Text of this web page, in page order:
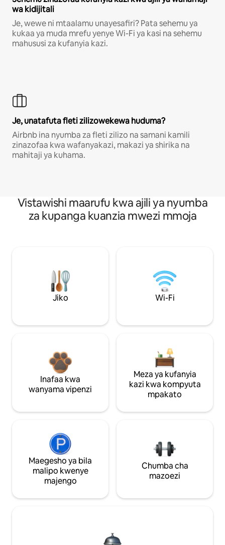
wa kidijitali
Je, wewe ni mtaalamu unayesafiri? Pata sehemu ya
kukaa ya muda mrefu yenye Wi-Fi ya kasi na sehemu
mahususi za kufanyia kazi.
Je, unatafuta fleti zilizowekewa huduma?
Airbnb ina nyumba za fleti zilizo na samani kamili
zinazofaa kwa wafanyakazi, makazi ya shirika na
mahitaji ya kuhama.
Vistawishi maarufu kwa ajili ya nyumba
za kupanga kuanzia mwezi mmoja
Jiko Wi-Fi
Inafaa kwa
wanyama vipenzi
Meza ya kufanyia
kazi kwa kompyuta
mpakato
Maegesho ya bila
malipo kwenye
majengo
Chumba cha
mazoezi